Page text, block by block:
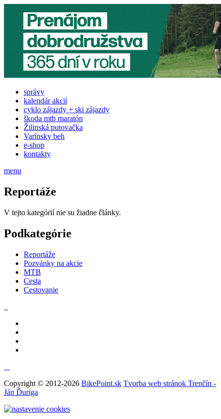
správy
kalendár akcií
cyklo zájazdy + ski zájazdy
škoda mtb maratón
Žilinská putovačka
Varínsky beh
e-shop
kontakty
menu
Reportáže
V tejto kategórií nie su žiadne články.
Podkategórie
Reportáže
Pozvánky na akcie
MTB
Cesta
Cestovanie
Copyright © 2012-2026 BikePoint.sk Tvorba web stránok Trenčín -
Ján Ďuriga